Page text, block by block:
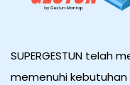
SUPERGESTUN
memenuhi kebutuhan